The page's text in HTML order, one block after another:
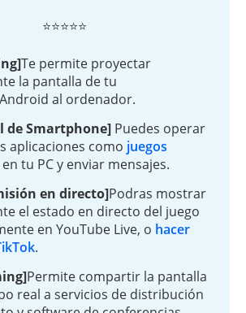
⭐⭐⭐⭐⭐
Te permite proyectar
la pantalla de tu
al ordenador.
de Smartphone] Puedes operar
aplicaciones como juegos
en tu PC y enviar mensajes.
en directo]Podras mostrar
el estado en directo del juego
en YouTube Live, o hacer
.
Permite compartir la pantalla
real a servicios de distribución